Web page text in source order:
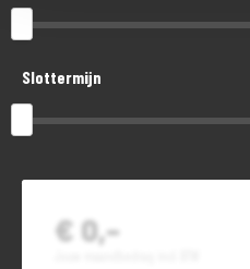
Slottermijn
€ 0,-